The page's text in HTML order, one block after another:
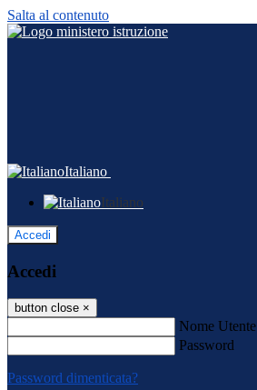
Salta al contenuto
Italiano
Italiano
Accedi
Accedi
button close ×
Nome Utente
Password
Password dimenticata?